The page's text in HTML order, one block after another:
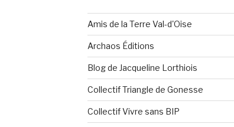
Amis de la Terre Val-d'Oise
Archaos Éditions
Blog de Jacqueline Lorthiois
Collectif Triangle de Gonesse
Collectif Vivre sans BIP